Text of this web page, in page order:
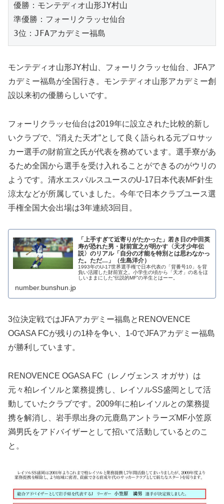
優勝：モンテディオ山形JY村山
準優勝：フォーリクラッセ仙台
3位：JFAアカデミー福島
モンテディオ山形JY村山、フォーリクラッセ仙台、JFAア
カデミー福島が全国行き。モンテディオ山形アカデミー創
設以来初の優勝らしいです。
フォーリクラッセ仙台は2019年に設立された比較的新し
いクラブで、”消えた天才”として良く語られる元プロサッ
カー選手の財前宣之氏が代表を務めています。選手寮があ
るため全国から選手を受け入れることができるのがウリの
ようです。清水エスパルスユースのU-17日本代表MF針生
涼太などが所属していました。今年で日本クラブユース選
手権全国大会出場は3年連続3回目。
「上手すぎて近寄りがたかった」若き日の中田英
寿が恐れた男・財前宣之が明かす〈天才少年伝
説〉のリアル「自分の才能を特別とは思わなかっ
た。ただ…」（生島洋介）
1993年のU-17世界選手権で日本代表の「背番号10」を背
負い活躍した財前宣之。小学生の頃から「天才」の名をほ
しいままにした“伝説的MF”の半生とはーー。
number.bunshun.jp
3位決定戦ではJFAアカデミー福島とRENOVENCE
OGASA FCが残りの1枠を争い、1-0でJFAアカデミー福島
が勝利しています。
RENOVENCE OGASA FC（レノヴェンス オガサ）は
元々柏レイソルと業務提携し、レイソルSS盛岡として活
動していたクラブです。2009年に柏レイソルとの業務提
携を解消し、岩手県出身の元鹿島アントラーズMF小笠原
満男氏をアドバイザーとして招いて活動しているとのこ
と。